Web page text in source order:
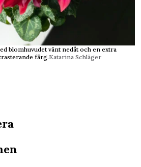
blomhuvudet vänt nedåt och en extra
färg.Katarina Schläger